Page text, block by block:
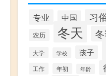
专业 中国 习
农历 冬天
大学 学校 孩子
工作 年初 年龄